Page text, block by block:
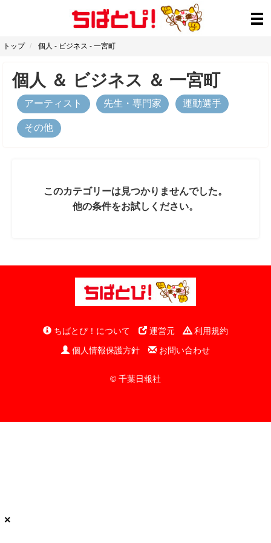
トップ 個人 - ビジネス - 一宮町
個人 ＆ ビジネス ＆ 一宮町
アーティスト 先生・専門家 運動選手
その他
このカテゴリーは見つかりませんでした。
他の条件をお試しください。
ちばとぴ！について 運営元
利用規約
個人情報保護方針
お問い合わせ
© 千葉日報社
×